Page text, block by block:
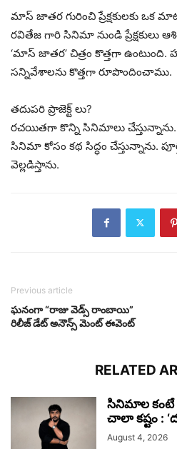
మాస్ జాతర గురించి ప్రేక్షకులకు ఒక
రవితేజ గారి సినిమా నుండి ప్రేక్షకులు
‘మాస్ జాతర’ చిత్రం కొత్తగా ఉంటుంది.
సన్నివేశాలను కొత్తగా రూపొందించాము.
తదుపరి ప్రాజెక్ట్ లు?
రచయితగా కొన్ని సినిమాలు
సినిమా కోసం కథ సిద్ధం చేస్తున్నాను.
వెల్లడిస్తాను.
Previous article
ఘనంగా “రాజు వెడ్స్ రాంబాయి”
రిలీజ్ డేట్ అనౌన్స్ మెంట్ ఈవెంట్
RELATED
సినిమాల
చాలా కష్టం :
August 4, 2026